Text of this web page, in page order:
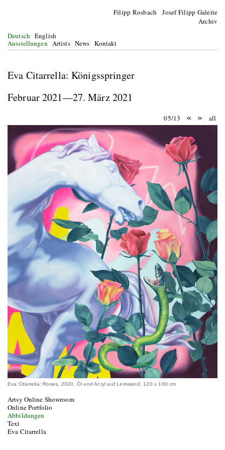
Filipp Rosbach Josef Filipp Galerie
Archiv
Deutsch English
Ausstellungen Artists News Kontakt
Eva Citarrella: Königsspringer
Februar 2021—27. März 2021
05/13 « » all
Eva Citarrella: Roses, 2020, Öl und Acryl auf Leinwand, 120 x 100 cm
Artsy Online Showroom
Online Portfolio
Abbildungen
Text
Eva Citarrella